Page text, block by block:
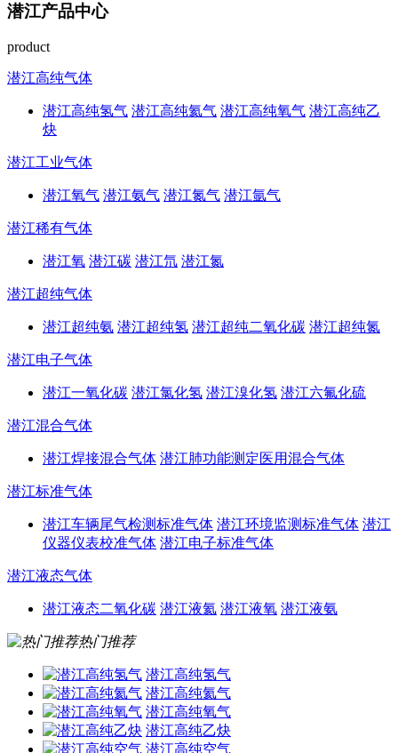
潜江产品中心
product
潜江高纯气体
潜江高纯氢气 潜江高纯氦气 潜江高纯氧气 潜江高纯乙
炔
潜江工业气体
潜江氧气 潜江氨气 潜江氮气 潜江氩气
潜江稀有气体
潜江氧 潜江碳 潜江氘 潜江氮
潜江超纯气体
潜江超纯氨 潜江超纯氢 潜江超纯二氧化碳 潜江超纯氮
潜江电子气体
潜江一氧化碳 潜江氯化氢 潜江溴化氢 潜江六氟化硫
潜江混合气体
潜江焊接混合气体 潜江肺功能测定医用混合气体
潜江标准气体
潜江车辆尾气检测标准气体 潜江环境监测标准气体 潜江
仪器仪表校准气体 潜江电子标准气体
潜江液态气体
潜江液态二氧化碳 潜江液氦 潜江液氧 潜江液氨
热门推荐
潜江高纯氢气
潜江高纯氦气
潜江高纯氧气
潜江高纯乙炔
潜江高纯空气